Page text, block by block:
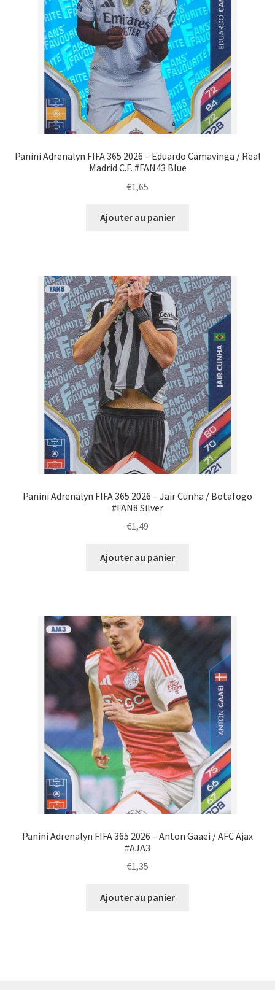
Panini Adrenalyn FIFA 365 2026 – Eduardo Camavinga / Real
Madrid C.F. #FAN43 Blue
€1,65
Ajouter au panier
Panini Adrenalyn FIFA 365 2026 – Jair Cunha / Botafogo
#FAN8 Silver
€1,49
Ajouter au panier
Panini Adrenalyn FIFA 365 2026 – Anton Gaaei / AFC Ajax
#AJA3
€1,35
Ajouter au panier